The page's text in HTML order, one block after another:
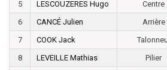
5
LESCOUZERES Hugo Centre
6
CANCÉ Julien Arrière
7
COOK Jack
8
LEVEILLE Mathias Pilier